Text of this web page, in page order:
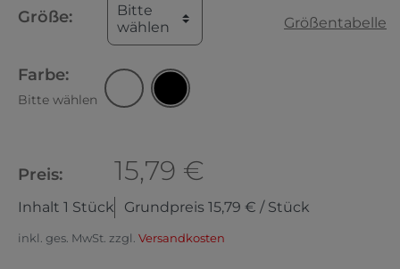
Größe:
Bitte
wählen
Größentabelle
Farbe:
Bitte wählen
Preis: 15,79 €
Inhalt 1 Stück Grundpreis 15,79 € / Stück
inkl. ges. MwSt. zzgl. Versandkosten